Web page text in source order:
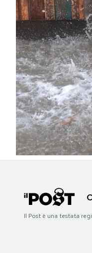
Sport
PODCAST
NEWSLETTER
I MIEI
SHOP
AREA
Il Post è una testata